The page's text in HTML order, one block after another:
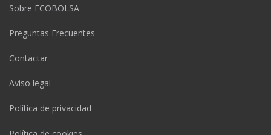
Sobre ECOBOLSA
Preguntas Frecuentes
Contactar
Aviso legal
Política de privacidad